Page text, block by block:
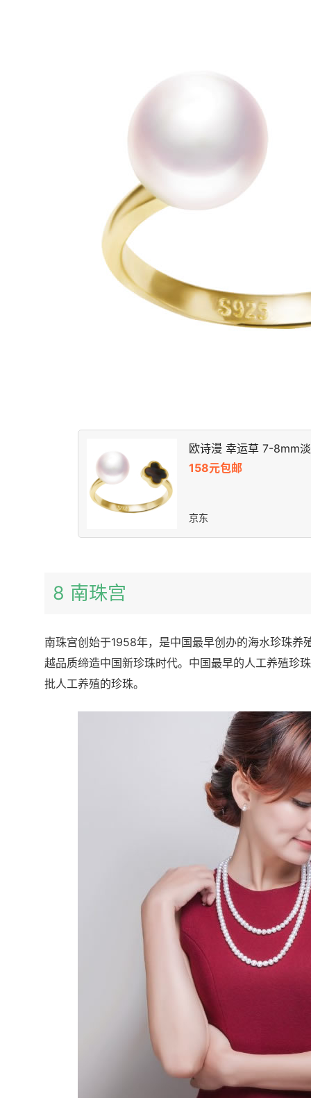
欧诗漫 幸运草 7-8mm
158元包邮
京东
8 南珠宫
南珠宫创始于1958年，是中国最早创办的海水珍珠养
越品质缔造中国新珍珠时代。中国最早的人工养殖珍
批人工养殖的珍珠。